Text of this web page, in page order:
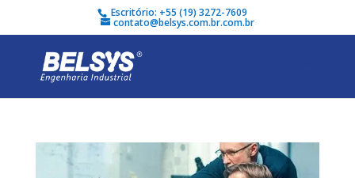
Escritório: +55 (19) 3272-7609
contato@belsys.com.br.com.br